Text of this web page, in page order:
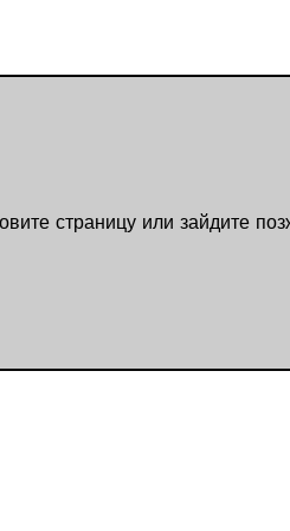
страницу или зайдите